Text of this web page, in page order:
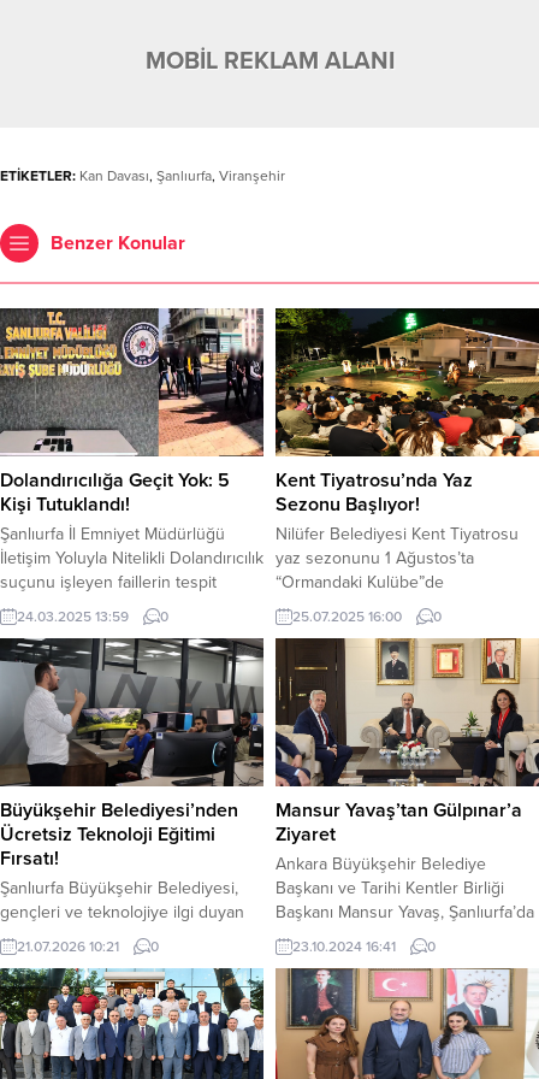
MOBİL REKLAM ALANI
ETİKETLER: Kan Davası, Şanlıurfa, Viranşehir
Benzer Konular
Dolandırıcılığa Geçit Yok: 5
Kişi Tutuklandı!
Şanlıurfa İl Emniyet Müdürlüğü
İletişim Yoluyla Nitelikli Dolandırıcılık
suçunu işleyen faillerin tespit
edilmesine ve yakalanmasına
yönelik yapılan operasyon yaptı.
Yapılan operasyonda Atıcı evi
olarak tabir edilen, gizli tuttukları bir
ikametten vatandaşlarımızı telefon
ile arayarak dolandırıcılık suçu
işlerken 5 şüpheli şahıs suçüstü
yakalanarak gözaltına alındı.
Şüphelilerin adreslerinde yapılan
aramada dolandırıcılık suçunu...
24.03.2025 13:59 0
Kent Tiyatrosu’nda Yaz
Sezonu Başlıyor!
Nilüfer Belediyesi Kent Tiyatrosu
yaz sezonunu 1 Ağustos’ta
“Ormandaki Kulübe”de
açıyor.Oyuncu Altan Gördüm ile
müzisyen Haluk Çetin’in
“Tiyatrodan Şiir, Müzik,
Öykü”dinletisiyle başlayacak olan
yaz sezonunda, 5 farklı oyun 7
temsille seyirci ile buluşacak.
Nilüfer Belediyesi Kent Tiyatrosu,
yaz sezonu için kapılarını açıyor.
Tiyatroseverler, BalatAtatürk
Ormanı’ndaki “Ormandaki
Kulübe”de açık havada oyunları...
25.07.2025 16:00 0
Büyükşehir Belediyesi’nden
Ücretsiz Teknoloji Eğitimi
Fırsatı!
Şanlıurfa Büyükşehir Belediyesi,
gençleri ve teknolojiye ilgi duyan
vatandaşları geleceğin
mesleklerinehazırlamak amacıyla
Urfa Vision Lab bünyesinde
ücretsiz teknoloji eğitimleri
düzenliyor. Şanlıurfa Büyükşehir
Belediyesi Bilgi İşlem Dairesi
21.07.2026 10:21 0
Mansur Yavaş’tan Gülpınar’a
Ziyaret
Ankara Büyükşehir Belediye
Başkanı ve Tarihi Kentler Birliği
Başkanı Mansur Yavaş, Şanlıurfa’da
düzenlenecek olan UNESCO Müzik
Şehri Lansmanı için Şanlıurfa’ya
geldi. Ziyareti sırasında, Şanlıurfa
Büyükşehir Belediye Başkanı
Mehmet Kasım Gülpınar ile bir
araya gelerek lansman programı
23.10.2024 16:41 0